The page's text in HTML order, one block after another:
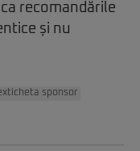
recomandările
și nu
sponsor